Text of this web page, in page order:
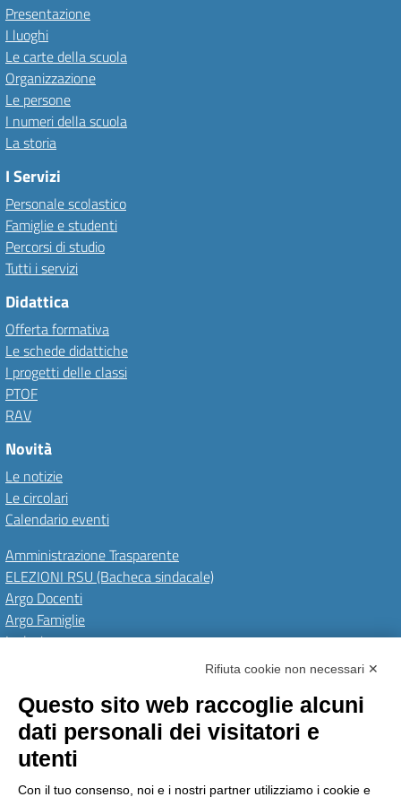
Presentazione
I luoghi
Le carte della scuola
Organizzazione
Le persone
I numeri della scuola
La storia
I Servizi
Personale scolastico
Famiglie e studenti
Percorsi di studio
Tutti i servizi
Didattica
Offerta formativa
Le schede didattiche
I progetti delle classi
PTOF
RAV
Novità
Le notizie
Le circolari
Calendario eventi
Amministrazione Trasparente
ELEZIONI RSU (Bacheca sindacale)
Argo Docenti
Argo Famiglie
Inclusione
Amministrazione TrasparenteAlbo OnlineInvia una MAD
Privacy PolicyGDPRDichiarazione di accessibilità
Obiettivi di accessibilità
Seguici su:
Rifiuta cookie non necessari ✕
Questo sito web raccoglie alcuni
dati personali dei visitatori e
utenti
Con il tuo consenso, noi e i nostri partner utilizziamo i cookie e